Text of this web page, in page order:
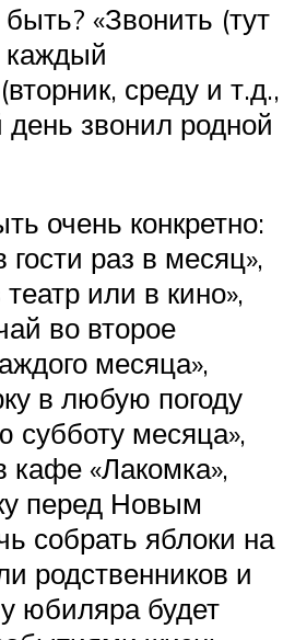
«Звонить (тут
среду и т.д.,
звонил родной
очень конкретно:
раз в месяц»,
или в кино»,
во второе
месяца»,
в любую погоду
субботу месяца»,
кафе «Лакомка»,
перед Новым
собрать яблоки на
родственников и
юбиляра будет